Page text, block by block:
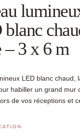
– 3 x 6 m
LED blanc chaud,
habiller un grand mur
de vos réceptions et